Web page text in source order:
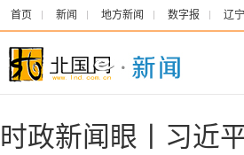
首页 新闻 地方新闻 数字报 辽
时政新闻眼丨习近